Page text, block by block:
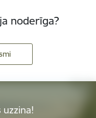
noderīga?
uzzina!